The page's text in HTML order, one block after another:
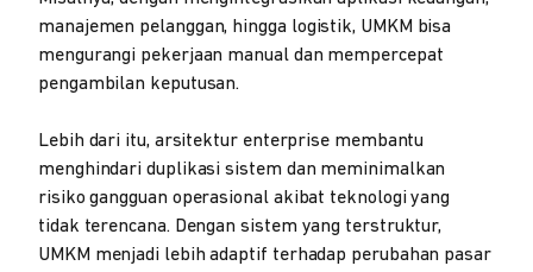
manajemen pelanggan, hingga logistik, UMKM bisa
mengurangi pekerjaan manual dan mempercepat
pengambilan keputusan.
Lebih dari itu, arsitektur enterprise membantu
menghindari duplikasi sistem dan meminimalkan
risiko gangguan operasional akibat teknologi yang
tidak terencana. Dengan sistem yang terstruktur,
UMKM menjadi lebih adaptif terhadap perubahan pasar